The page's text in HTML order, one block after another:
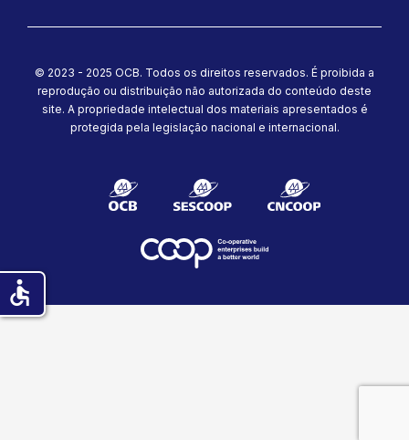
© 2023 - 2025 OCB. Todos os direitos reservados. É proibida a
reprodução ou distribuição não autorizada do conteúdo deste
site. A propriedade intelectual dos materiais apresentados é
protegida pela legislação nacional e internacional.
accessible